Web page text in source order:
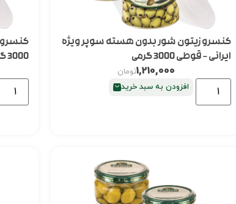
کنسرو زیتون شور بدون هسته سوپر ویژه
ایرانی – قوطی 3000 گرمی
1,210,000تومان
افزودن به سبد خرید
کنسرو
3000 گرمی